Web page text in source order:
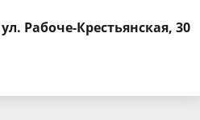
ул. Рабоче-Крестьянская, 30